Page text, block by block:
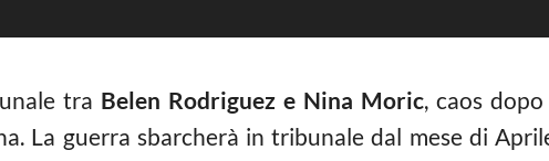
tra Belen Rodriguez e Nina Moric, caos
La guerra sbarcherà in tribunale dal mese di